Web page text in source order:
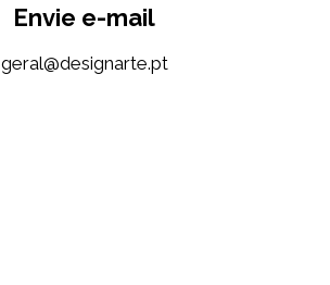
Envie e-mail
tp.etrangised@lareg